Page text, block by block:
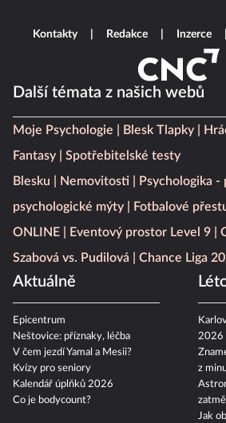
Další témata z našich webů
Moje Psychologie Blesk Tlapky
Fantasy
Spotřebitelské testy
Blesku
Nemovitosti
Psychologika
psychologické mýty
Fotbalové
ONLINE
Eventový prostor Level 9
Szabová vs. Pudilová
Chance Liga
Aktuálně
Epicentrum
Neštovice: příznaky, léčba
V čem jezdí Yamal a Mesii?
Kvízy pro seniory
Kalendář úplňků 2026
Co je bodycount?
2026
z
Jak
Kontakty Redakce Inzerce